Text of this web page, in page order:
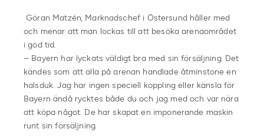
Göran Matzén, Marknadschef i Östersund håller med
och menar att man lockas till att besöka arenaområdet
i god tid.
– Bayern har lyckats väldigt bra med sin försäljning. Det
kändes som att alla på arenan handlade åtminstone en
halsduk. Jag har ingen speciell koppling eller känsla för
Bayern ändå rycktes både du och jag med och var nära
att köpa något. De har skapat en imponerande maskin
runt sin försäljning.